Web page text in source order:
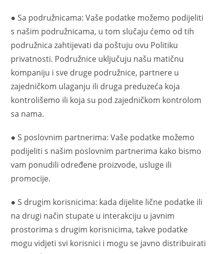
● Sa podružnicama: Vaše podatke možemo podijeliti
s našim podružnicama, u tom slučaju ćemo od tih
podružnica zahtijevati da poštuju ovu Politiku
privatnosti. Podružnice uključuju našu matičnu
kompaniju i sve druge podružnice, partnere u
zajedničkom ulaganju ili druga preduzeća koja
kontrolišemo ili koja su pod zajedničkom kontrolom
sa nama.
● S poslovnim partnerima: Vaše podatke možemo
podijeliti s našim poslovnim partnerima kako bismo
vam ponudili određene proizvode, usluge ili
promocije.
● S drugim korisnicima: kada dijelite lične podatke ili
na drugi način stupate u interakciju u javnim
prostorima s drugim korisnicima, takve podatke
mogu vidjeti svi korisnici i mogu se javno distribuirati